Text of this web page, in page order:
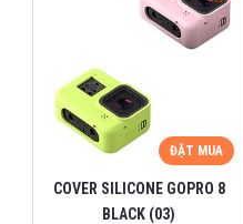
ĐẶT MUA
COVER SILICONE GOPRO 8
BLACK (03)